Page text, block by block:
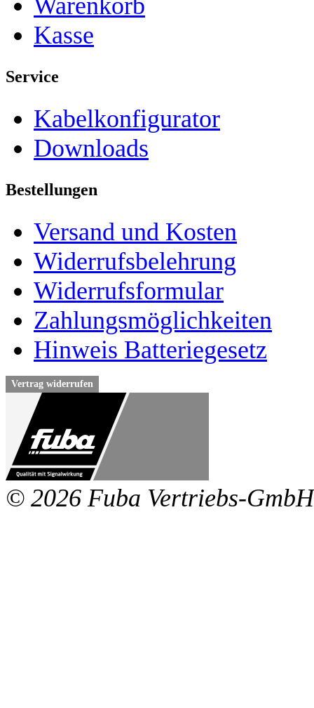
Kasse
Service
Kabelkonfigurator
Downloads
Bestellungen
Versand und Kosten
Widerrufsbelehrung
Widerrufsformular
Zahlungsmöglichkeiten
Hinweis Batteriegesetz
Vertrag widerrufen
© 2026 Fuba Vertriebs-GmbH